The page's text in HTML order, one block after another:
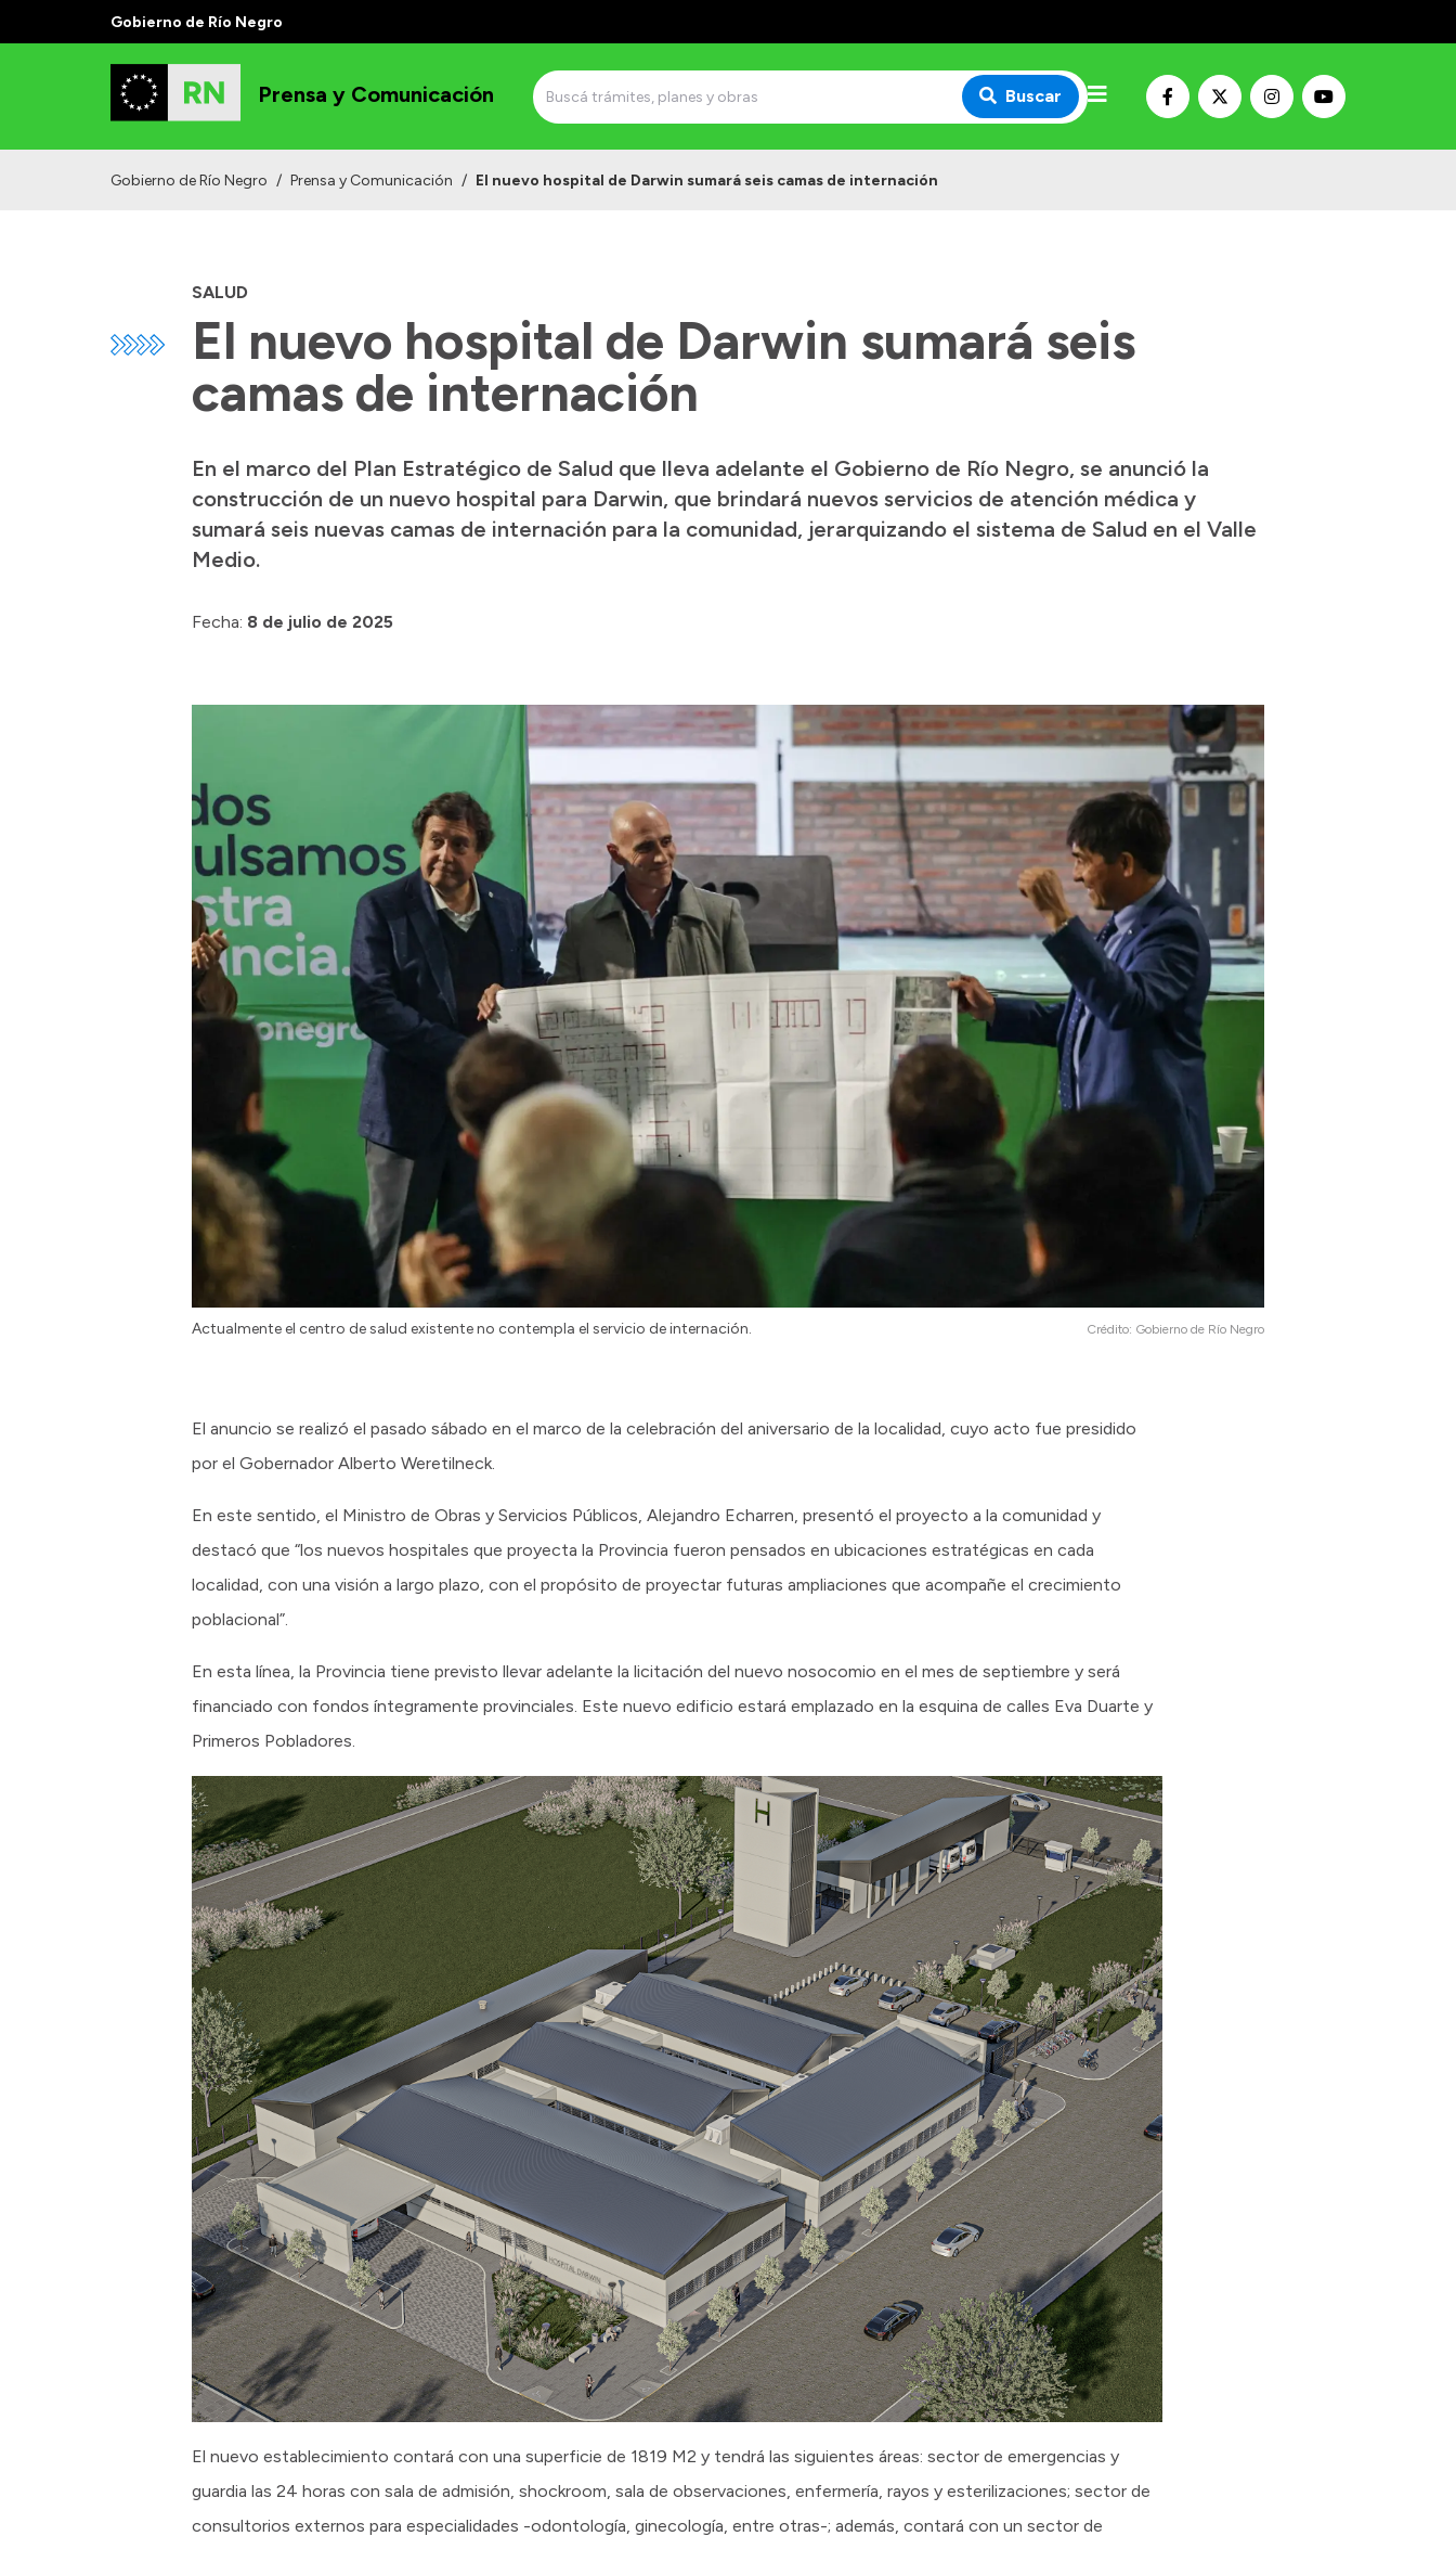
Gobierno de Río Negro
Prensa y Comunicación Buscar
Gobierno de Río Negro / Prensa y Comunicación / El nuevo hospital de Darwin sumará seis camas de internación
SALUD
El nuevo hospital de Darwin sumará seis
camas de internación
En el marco del Plan Estratégico de Salud que lleva adelante el Gobierno de Río Negro, se anunció la
construcción de un nuevo hospital para Darwin, que brindará nuevos servicios de atención médica y
sumará seis nuevas camas de internación para la comunidad, jerarquizando el sistema de Salud en el Valle
Medio.
Fecha: 8 de julio de 2025
Actualmente el centro de salud existente no contempla el servicio de internación. Crédito: Gobierno de Río Negro
El anuncio se realizó el pasado sábado en el marco de la celebración del aniversario de la localidad, cuyo acto fue presidido
por el Gobernador Alberto Weretilneck.
En este sentido, el Ministro de Obras y Servicios Públicos, Alejandro Echarren, presentó el proyecto a la comunidad y
destacó que “los nuevos hospitales que proyecta la Provincia fueron pensados en ubicaciones estratégicas en cada
localidad, con una visión a largo plazo, con el propósito de proyectar futuras ampliaciones que acompañe el crecimiento
poblacional”.
En esta línea, la Provincia tiene previsto llevar adelante la licitación del nuevo nosocomio en el mes de septiembre y será
financiado con fondos íntegramente provinciales. Este nuevo edificio estará emplazado en la esquina de calles Eva Duarte y
Primeros Pobladores.
El nuevo establecimiento contará con una superficie de 1819 M2 y tendrá las siguientes áreas: sector de emergencias y
guardia las 24 horas con sala de admisión, shockroom, sala de observaciones, enfermería, rayos y esterilizaciones; sector de
consultorios externos para especialidades -odontología, ginecología, entre otras-; además, contará con un sector de